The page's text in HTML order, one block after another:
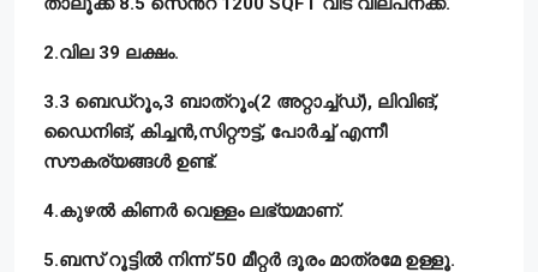
2.വില 39 ലക്ഷം.
3.3 ബെഡ്റൂം,3 ബാത്റൂം(2 അറ്റാച്ച്ഡ്), ലിവിങ്,
ഡൈനിങ്, കിച്ചൻ,സിറ്റൗട്ട്, പോർച്ച് എന്നീ
സൗകര്യങ്ങൾ ഉണ്ട്.
4.കുഴൽ കിണർ വെള്ളം ലഭ്യമാണ്.
5.ബസ് റൂട്ടിൽ നിന്ന് 50 മീറ്റർ ദൂരം മാത്രമേ ഉള്ളൂ.